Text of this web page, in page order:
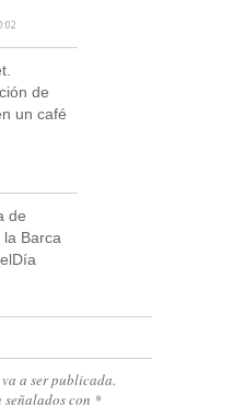
de
un café
de
Barca
a ser publicada.
con *